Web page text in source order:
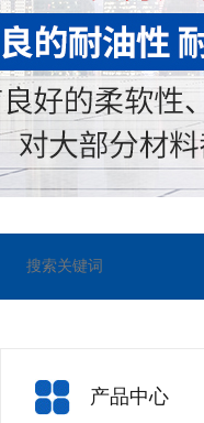
产品中心